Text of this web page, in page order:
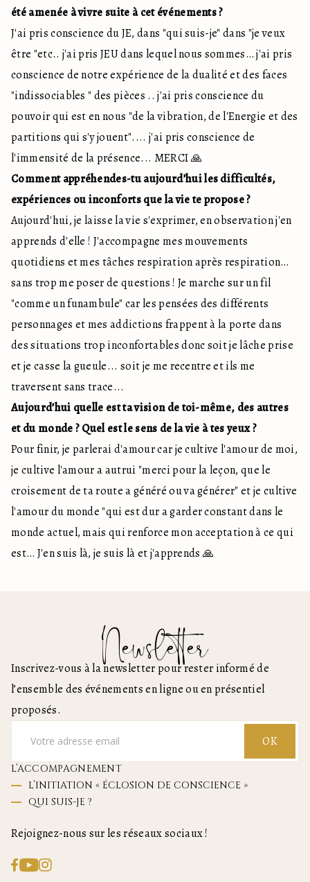
été amenée à vivre suite à cet événements ?
J'ai pris conscience du JE, dans "qui suis-je" dans "je veux
être "etc.. j'ai pris JEU dans lequel nous sommes… j'ai pris
conscience de notre expérience de la dualité et des faces
"indissociables " des pièces .. j'ai pris conscience du
pouvoir qui est en nous "de la vibration, de l'Energie et des
partitions qui s'y jouent".... j'ai pris conscience de
l'immensité de la présence... MERCI 🙏
Comment appréhendes-tu aujourd’hui les difficultés,
expériences ou inconforts que la vie te propose ?
Aujourd'hui, je laisse la vie s'exprimer, en observation j'en
apprends d'elle ! J'accompagne mes mouvements
quotidiens et mes tâches respiration après respiration…
sans trop me poser de questions ! Je marche sur un fil
"comme un funambule" car les pensées des différents
personnages et mes addictions frappent à la porte dans
des situations trop inconfortables donc soit je lâche prise
et je casse la gueule... soit je me recentre et ils me
traversent sans trace...
Aujourd’hui quelle est ta vision de toi-même, des autres
et du monde ? Quel est le sens de la vie à tes yeux ?
Pour finir, je parlerai d'amour car je cultive l'amour de moi,
je cultive l'amour a autrui "merci pour la leçon, que le
croisement de ta route a généré ou va générer" et je cultive
l'amour du monde "qui est dur a garder constant dans le
monde actuel, mais qui renforce mon acceptation à ce qui
est… J'en suis là, je suis là et j'apprends 🙏
Newsletter
Inscrivez-vous à la newsletter pour rester informé de
l’ensemble des événements en ligne ou en présentiel
proposés.
OK
L’ACCOMPAGNEMENT
L’INITIATION « ÉCLOSION DE CONSCIENCE »
QUI SUIS-JE ?
Rejoignez-nous sur les réseaux sociaux !